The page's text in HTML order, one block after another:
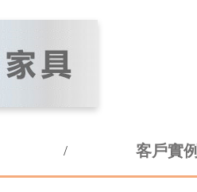
客戶實例